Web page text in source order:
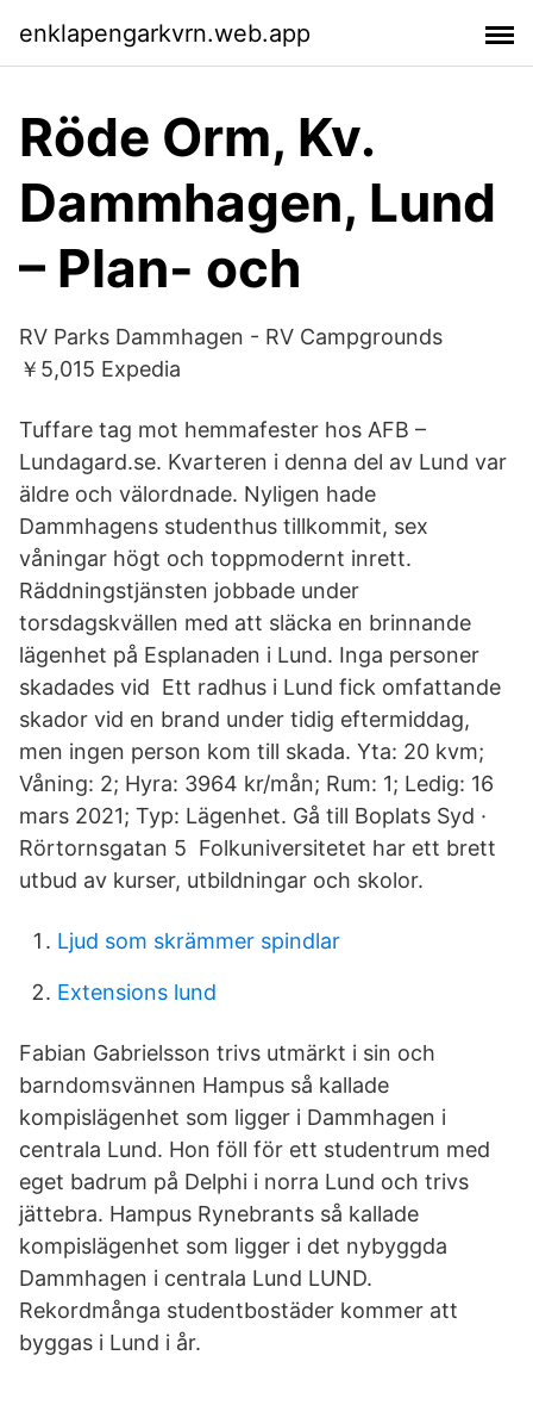
enklapengarkvrn.web.app
Röde Orm, Kv.
Dammhagen, Lund
– Plan- och
RV Parks Dammhagen - RV Campgrounds
￥5,015 Expedia
Tuffare tag mot hemmafester hos AFB –
Lundagard.se. Kvarteren i denna del av Lund var
äldre och välordnade. Nyligen hade
Dammhagens studenthus tillkommit, sex
våningar högt och toppmodernt inrett.
Räddningstjänsten jobbade under
torsdagskvällen med att släcka en brinnande
lägenhet på Esplanaden i Lund. Inga personer
skadades vid Ett radhus i Lund fick omfattande
skador vid en brand under tidig eftermiddag,
men ingen person kom till skada. Yta: 20 kvm;
Våning: 2; Hyra: 3964 kr/mån; Rum: 1; Ledig: 16
mars 2021; Typ: Lägenhet. Gå till Boplats Syd ·
Rörtornsgatan 5 Folkuniversitetet har ett brett
utbud av kurser, utbildningar och skolor.
Ljud som skrämmer spindlar
Extensions lund
Fabian Gabrielsson trivs utmärkt i sin och
barndomsvännen Hampus så kallade
kompislägenhet som ligger i Dammhagen i
centrala Lund. Hon föll för ett studentrum med
eget badrum på Delphi i norra Lund och trivs
jättebra. Hampus Rynebrants så kallade
kompislägenhet som ligger i det nybyggda
Dammhagen i centrala Lund LUND.
Rekordmånga studentbostäder kommer att
byggas i Lund i år.